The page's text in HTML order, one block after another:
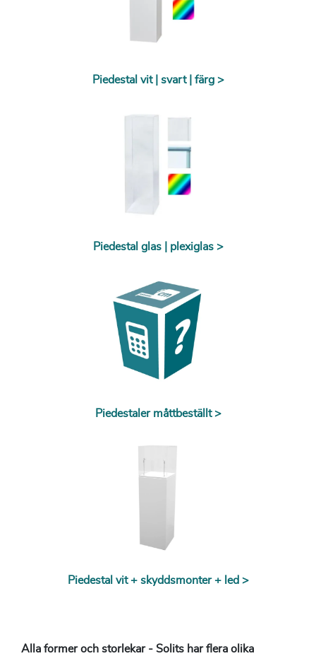
Piedestal vit | svart | färg >
Piedestal glas | plexiglas >
Piedestaler måttbeställt >
Piedestal vit + skyddsmonter + led >
Alla former och storlekar - Solits har flera olika